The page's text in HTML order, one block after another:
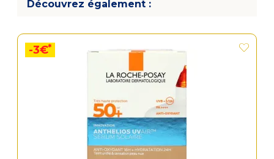
Découvrez également :
-3€*